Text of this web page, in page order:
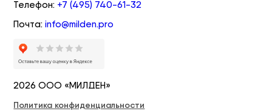
Телефон: +7 (495) 740-61-32
Почта:info@milden.pro
2026 ООО «МИЛДЕН»
Политика конфиденциальности